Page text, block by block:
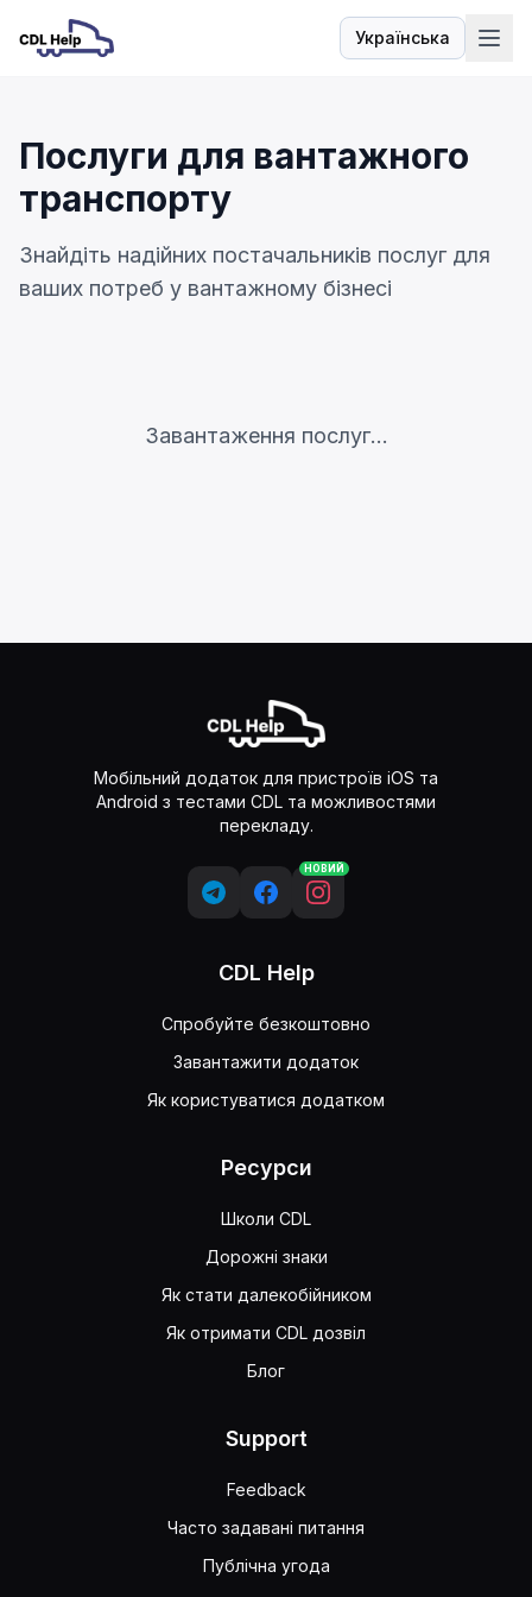
Українська
Мова
Послуги для вантажного
транспорту
Знайдіть надійних постачальників послуг для
ваших потреб у вантажному бізнесі
Завантаження послуг...
Мобільний додаток для пристроїв iOS та
Android з тестами CDL та можливостями
перекладу.
НОВИЙ
CDL Help
Спробуйте безкоштовно
Завантажити додаток
Як користуватися додатком
Ресурси
Школи CDL
Дорожні знаки
Як стати далекобійником
Як отримати CDL дозвіл
Блог
Support
Feedback
Часто задавані питання
Публічна угода